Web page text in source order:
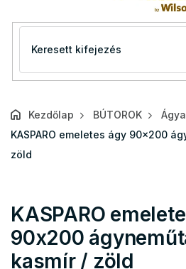
Kezdőlap BÚTOROK
KASPARO emeletes ágy 90x200
zöld
KASPARO
90x200
kasmír / zöld